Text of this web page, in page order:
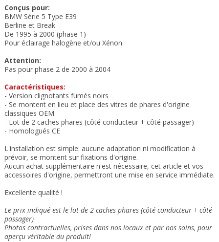
Conçus pour:
BMW Série 5 Type E39
Berline et Break
De 1995 à 2000 (phase 1)
Pour éclairage halogène et/ou Xénon
Attention:
Pas pour phase 2 de 2000 à 2004
Caractéristiques:
- Version clignotants fumés noirs
- Se montent en lieu et place des vitres de phares d'origine
classiques OEM
- Lot de 2 caches phares (côté conducteur + côté passager)
- Homologués CE
L'installation est simple: aucune adaptation ni modification à
prévoir, se montent sur fixations d'origine.
Aucun achat supplémentaire n'est nécessaire, cet article et vos
accessoires d'origine, permettront une mise en service immédiate.
Excellente qualité !
Le prix indiqué est le lot de 2 caches phares (côté conducteur + côté
passager)
Photos contractuelles, prises dans nos locaux et par nos soins, pour
aperçu véritable du produit!